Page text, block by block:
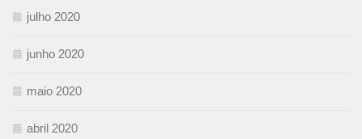
julho 2020
junho 2020
maio 2020
abril 2020